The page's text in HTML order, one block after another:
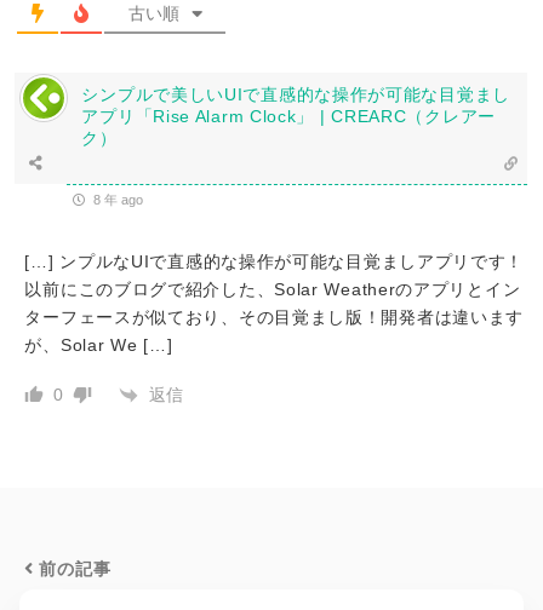
古い順
シンプルで美しいUIで直感的な操作が可能な目覚まし
アプリ「Rise Alarm Clock」 | CREARC（クレアー
ク）
8 年 ago
[…] ンプルなUIで直感的な操作が可能な目覚ましアプリです！
以前にこのブログで紹介した、Solar Weatherのアプリとイン
ターフェースが似ており、その目覚まし版！開発者は違います
が、Solar We […]
0 返信
前の記事